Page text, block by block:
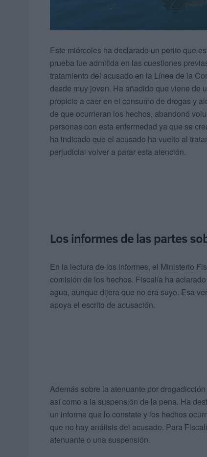
Este miércoles ha declarado un perito que
prueba fue admitida en las cuestiones
tratamiento del acusado en la Línea de la
desde muy joven. Ha añadido que viene de
propicio a caer en el consumo de drogas y
de que ocurrieran los hechos, abandonó
personas con esta enfermedad ya que se
ha indicado que el acusado ha vuelto al
perjudicial volver a parar esta atención.
Los informes de las partes
En la lectura de los informes, el Ministerio
comisión de los hechos. Fiscalía ha
agua, aunque dijera que no era suyo. Esa
apoya el escrito de acusación.
Además sobre la atenuante por
así como a la suspensión de la pena. Ha
un informe que lo constate y los hechos
que no hay análisis del acusado. Para
atenuante o una suspensión.